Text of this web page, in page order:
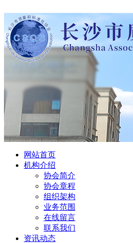
网站首页
机构介绍
协会简介
协会章程
组织架构
业务范围
在线留言
联系我们
资讯动态